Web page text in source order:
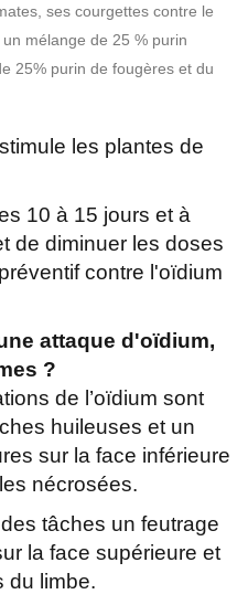
ses courgettes contre le
mélange de 25 % purin
25% purin de fougères et du
les plantes de
10 à 15 jours et à
de diminuer les doses
contre l'oïdium
attaque d'oïdium,
?
de l’oïdium sont
huileuses et un
sur la face inférieure
nécrosées.
tâches un feutrage
la face supérieure et
du limbe.